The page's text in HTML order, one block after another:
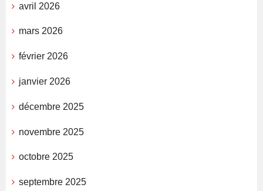
avril 2026
mars 2026
février 2026
janvier 2026
décembre 2025
novembre 2025
octobre 2025
septembre 2025